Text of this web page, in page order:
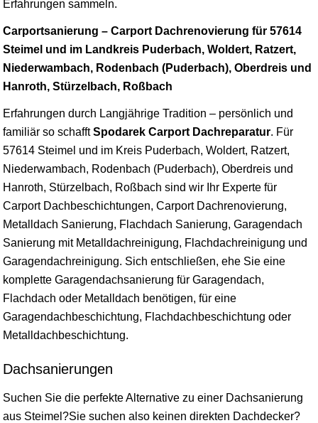
Erfahrungen sammeln.
Carportsanierung – Carport Dachrenovierung für 57614
Steimel und im Landkreis Puderbach, Woldert, Ratzert,
Niederwambach, Rodenbach (Puderbach), Oberdreis und
Hanroth, Stürzelbach, Roßbach
Erfahrungen durch Langjährige Tradition – persönlich und
familiär so schafftSpodarek Carport Dachreparatur. Für
57614 Steimel und im Kreis Puderbach, Woldert, Ratzert,
Niederwambach, Rodenbach (Puderbach), Oberdreis und
Hanroth, Stürzelbach, Roßbach sind wir Ihr Experte für
Carport Dachbeschichtungen, Carport Dachrenovierung,
Metalldach Sanierung, Flachdach Sanierung, Garagendach
Sanierung mit Metalldachreinigung, Flachdachreinigung und
Garagendachreinigung. Sich entschließen, ehe Sie eine
komplette Garagendachsanierung für Garagendach,
Flachdach oder Metalldach benötigen, für eine
Garagendachbeschichtung, Flachdachbeschichtung oder
Metalldachbeschichtung.
Dachsanierungen
Suchen Sie die perfekte Alternative zu einer Dachsanierung
aus Steimel?Sie suchen also keinen direkten Dachdecker?